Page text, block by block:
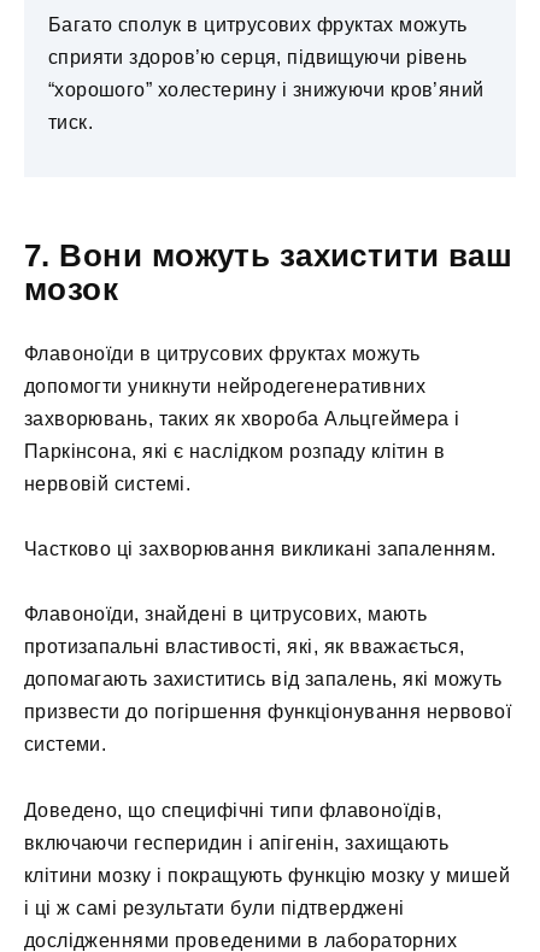
Багато сполук в цитрусових фруктах можуть
сприяти здоров’ю серця, підвищуючи рівень
“хорошого” холестерину і знижуючи кров’яний
тиск.
7. Вони можуть захистити ваш
мозок
Флавоноїди в цитрусових фруктах можуть
допомогти уникнути нейродегенеративних
захворювань, таких як хвороба Альцгеймера і
Паркінсона, які є наслідком розпаду клітин в
нервовій системі.
Частково ці захворювання викликані запаленням.
Флавоноїди, знайдені в цитрусових, мають
протизапальні властивості, які, як вважається,
допомагають захиститись від запалень, які можуть
призвести до погіршення функціонування нервової
системи.
Доведено, що специфічні типи флавоноїдів,
включаючи гесперидин і апігенін, захищають
клітини мозку і покращують функцію мозку у мишей
і ці ж самі результати були підтверджені
дослідженнями проведеними в лабораторних